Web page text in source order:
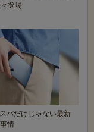
登場
パだけじゃない最新
情